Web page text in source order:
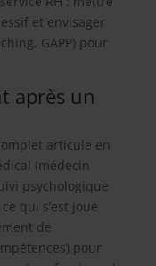
et envisager
GAPP) pour
après un
articule en
(médecin
psychologique
qui s’est joué
de
pour